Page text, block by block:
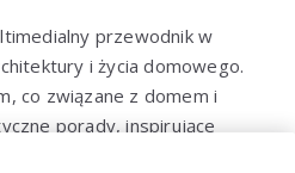
przewodnik w
i życia domowego.
co związane z domem i
porady, inspirujące